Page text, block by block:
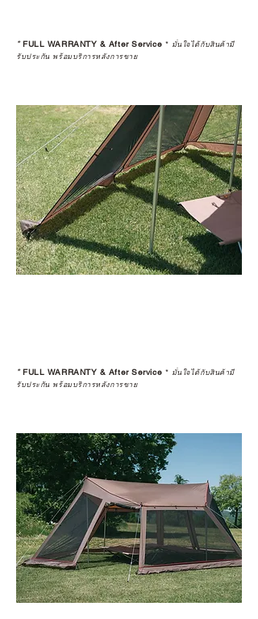
*FULL WARRANTY & After Service * มั่นใจได้กับสินค้ามี
รับประกัน พร้อมบริการหลังการขาย
*FULL WARRANTY & After Service * มั่นใจได้กับสินค้ามี
รับประกัน พร้อมบริการหลังการขาย